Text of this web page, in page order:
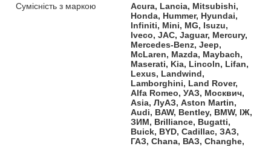
Сумісність з маркою
Acura, Lancia, Mitsubishi,
Honda, Hummer, Hyundai,
Infiniti, Mini, MG, Isuzu,
Iveco, JAC, Jaguar, Mercury,
Mercedes-Benz, Jeep,
McLaren, Mazda, Maybach,
Maserati, Kia, Lincoln, Lifan,
Lexus, Landwind,
Lamborghini, Land Rover,
Alfa Romeo, УАЗ, Москвич,
Asia, ЛуАЗ, Aston Martin,
Audi, BAW, Bentley, BMW, ІЖ,
ЗИМ, Brilliance, Bugatti,
Buick, BYD, Cadillac, ЗАЗ,
ГАЗ, Chana, ВАЗ, Changhe,